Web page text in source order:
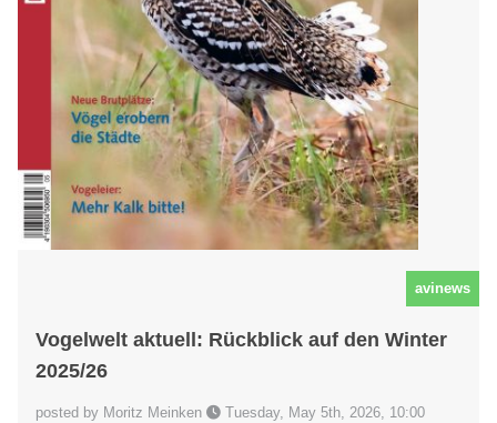
avinews
Vogelwelt aktuell: Rückblick auf den Winter
2025/26
posted by Moritz Meinken Tuesday, May 5th, 2026, 10:00